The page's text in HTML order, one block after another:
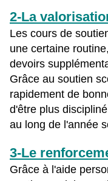
2-La
Les cours de
une certaine
devoirs
Grâce au soutien
rapidement de
d'être plus
au long de l'année
3-Le
Grâce à l'aide